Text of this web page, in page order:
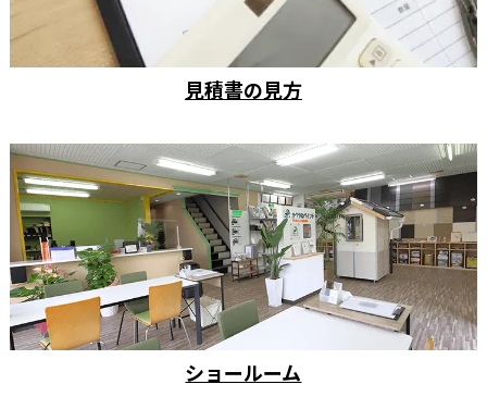
見積書の見方
ショールーム